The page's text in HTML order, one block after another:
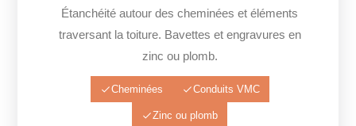
Étanchéité autour des cheminées et éléments
traversant la toiture. Bavettes et engravures en
zinc ou plomb.
Cheminées Conduits VMC
Zinc ou plomb